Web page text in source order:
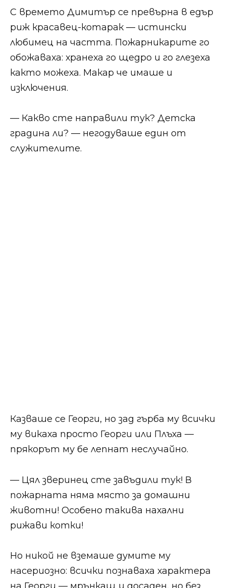
С времето Димитър се превърна в едър
риж красавец-котарак — истински
любимец на частта. Пожарникарите го
обожаваха: хранеха го щедро и го глезеха
както можеха. Макар че имаше и
изключения.
— Какво сте направили тук? Детска
градина ли? — негодуваше един от
служителите.
Казваше се Георги, но зад гърба му всички
му викаха просто Георги или Плъха —
прякорът му бе лепнат неслучайно.
— Цял зверинец сте завъдили тук! В
пожарната няма място за домашни
животни! Особено такива нахални
рижави котки!
Но никой не вземаше думите му
насериозно: всички познаваха характера